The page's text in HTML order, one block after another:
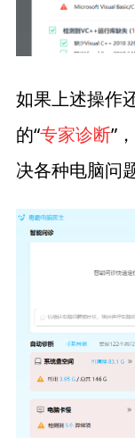
如果上述操作
的“专家诊断”
决各种电脑问题